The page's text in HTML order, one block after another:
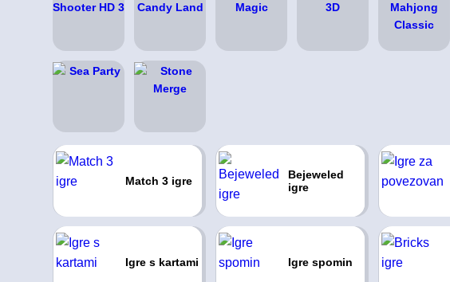
Match 3 igre
Bejeweled
igre
Igre s kartami Igre spomin